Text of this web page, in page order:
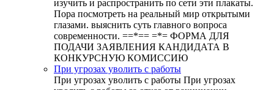
изучить и распространить по сети эти плакаты.
Пора посмотреть на реальный мир открытыми
глазами. выяснить суть главного вопроса
современности. ==*== =*= ФОРМА ДЛЯ
ПОДАЧИ ЗАЯВЛЕНИЯ КАНДИДАТА В
КОНКУРСНУЮ КОМИССИЮ
При угрозах уволить с работы
При угрозах уволить с работы При угрозах